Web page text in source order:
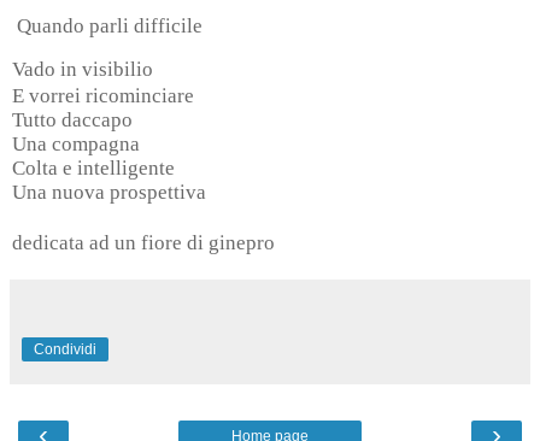
Quando parli difficile
Vado in visibilio
E vorrei ricominciare
Tutto daccapo
Una compagna
Colta e intelligente
Una nuova prospettiva
dedicata ad un fiore di ginepro
Condividi
Home page